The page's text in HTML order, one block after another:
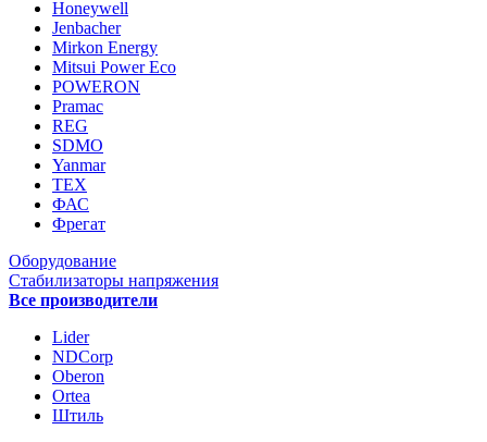
Honeywell
Jenbacher
Mirkon Energy
Mitsui Power Eco
POWERON
Pramac
REG
SDMO
Yanmar
ТЕХ
ФАС
Фрегат
Оборудование
Стабилизаторы напряжения
Все производители
Lider
NDCorp
Oberon
Ortea
Штиль